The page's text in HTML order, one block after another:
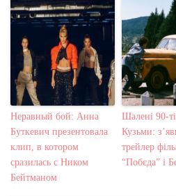
Неравный бой: Анна
Буткевич презентовала
клип, в котором
сразилась с Ником
Бейтманом
Шалені 90-
Кузьми:
трейлер
“Побєда” і